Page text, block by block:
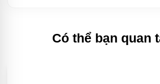
Có thể bạn quan